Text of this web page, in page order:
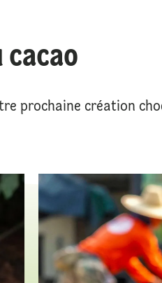
cacao
prochaine création